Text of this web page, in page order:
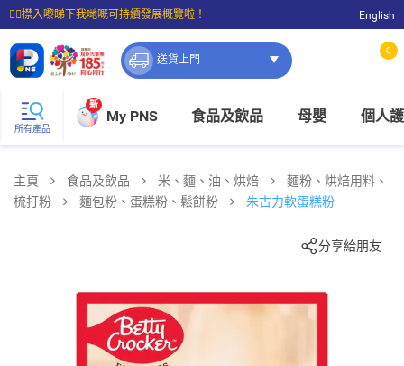
☝🏼㩒入嚟睇下我哋嘅可持續發展概覽啦！
⭐購物滿$399即享免費送貨；滿$100即可免費店取。
English
送貨上門
0
所有產品
新
My PNS 食品及飲品 母嬰 個人
主頁 食品及飲品 米、麵、油、烘焙
麵粉、烘焙用料、
梳打粉
麵包粉、蛋糕粉、鬆餅粉 朱古力軟蛋糕粉
分享給朋友